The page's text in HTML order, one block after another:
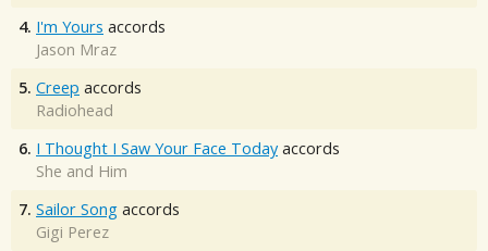
4. I'm Yours accords
Jason Mraz
5. Creep accords
Radiohead
6. I Thought I Saw Your Face Today accords
She and Him
7. Sailor Song accords
Gigi Perez